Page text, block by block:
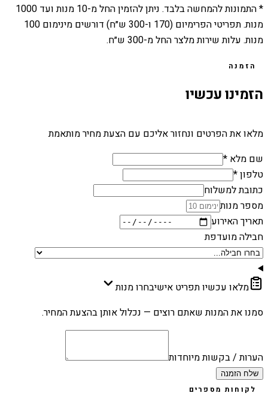
* התמונות להמחשה בלבד. ניתן להזמין החל מ-10 מנות ועד 1000
מנות. תפריטי הפרימיום (170 ו-300 ש״ח) דורשים מינימום 100
מנות. עלות שירות מלצר החל מ-300 ש״ח.
הזמנה
הזמינו עכשיו
מלאו את הפרטים ונחזור אליכם עם הצעת מחיר מותאמת
שם מלא *
טלפון *
כתובת למשלוח
מספר מנות
תאריך האירוע
חבילה מועדפת
מלאו עכשיו תפריט אישיבחרו מנות
סמנו את המנות שאתם רוצים — נכלול אותן בהצעת המחיר.
הערות / בקשות מיוחדות
שלח הזמנה
לקוחות מספרים